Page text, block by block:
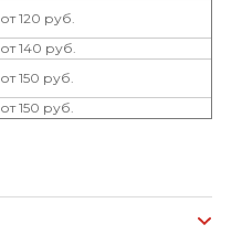
от 120 руб.
от 140 руб.
от 150 руб.
от 150 руб.